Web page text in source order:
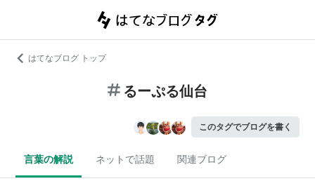
はてなブログ トップ
るーぷる仙台
このタグでブログを書く
言葉の解説 ネットで話題 関連ブログ